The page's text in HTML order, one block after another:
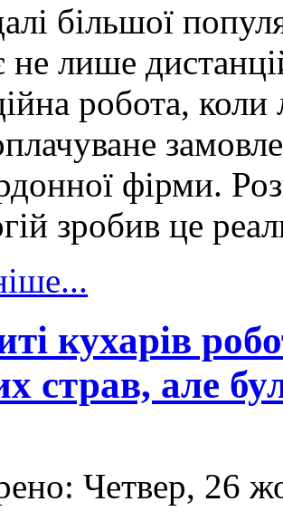
більшої
не лише
робота,
фірми.
зробив це
кухарів
страв, але
Четвер, 26